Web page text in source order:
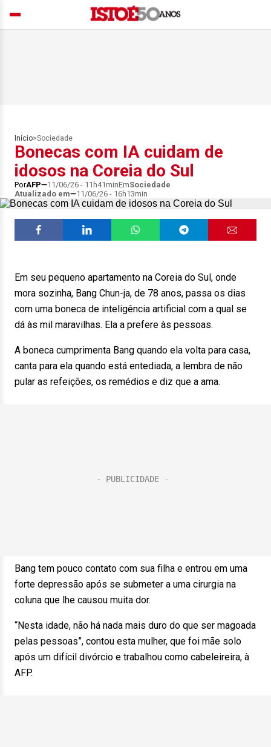
Início>Sociedade
Bonecas com IA cuidam de
idosos na Coreia do Sul
PorAFP 11/06/26 - 11h41minEmSociedade
Atualizado em
11/06/26 - 16h13min
Em seu pequeno apartamento na Coreia do Sul, onde
mora sozinha, Bang Chun-ja, de 78 anos, passa os dias
com uma boneca de inteligência artificial com a qual se
dá às mil maravilhas. Ela a prefere às pessoas.
A boneca cumprimenta Bang quando ela volta para casa,
canta para ela quando está entediada, a lembra de não
pular as refeições, os remédios e diz que a ama.
Bang tem pouco contato com sua filha e entrou em uma
forte depressão após se submeter a uma cirurgia na
coluna que lhe causou muita dor.
“Nesta idade, não há nada mais duro do que ser magoada
pelas pessoas”, contou esta mulher, que foi mãe solo
após um difícil divórcio e trabalhou como cabeleireira, à
AFP.